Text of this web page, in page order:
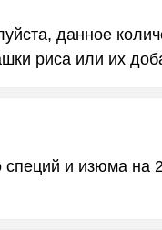
данное
риса или их
специй и изюма на